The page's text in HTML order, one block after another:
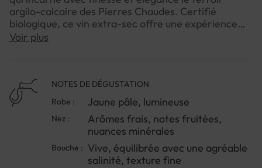
argilo-calcaire des Pierres Chaudes. Certifié
biologique, ce vin extra-sec offre une expérience
fraîche et vibrante, idéale pour ceux qui aiment les
naturelles et délicatement fruitées, avec une belle
pureté typique du cépage. En bouche, il séduit par
sa vivacité équilibrée avec une texture légèrement
saline, parfaite pour accompagner des instants de
détente ou des repas légers. Une belle harmonie
entre tradition et modernité à savourer dans les
deux à cinq prochaines années.Pour le servir,
Voir plus
NOTES DE DÉGUSTATION
Robe :
Jaune pâle, lumineuse
Nez :
Arômes frais, notes fruitées,
nuances minérales
Bouche : Vive, équilibrée avec une agréable
salinité, texture fine